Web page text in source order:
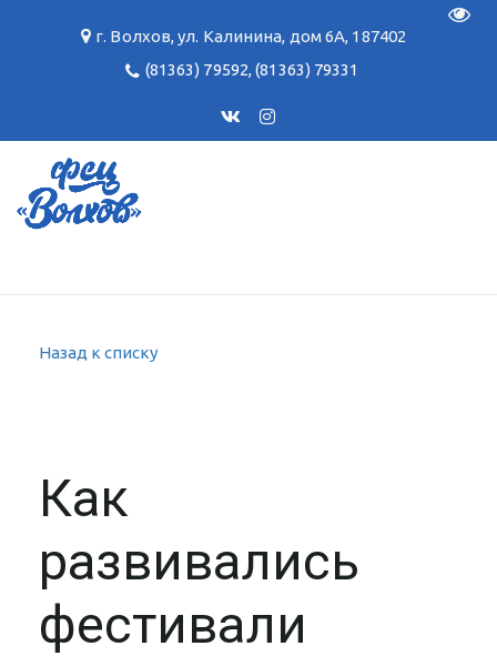
г. Волхов,ул. Калинина, дом 6А, 187402
(81363) 79592,(81363) 79331
Назад к списку
Как
развивались
фестивали